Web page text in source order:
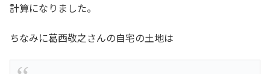
計算になりました。
ちなみに葛西敬之さんの自宅の土地は